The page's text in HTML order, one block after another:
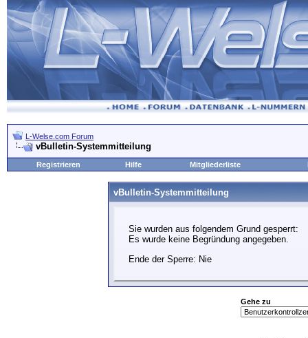
L-Welse.com Forum
vBulletin-Systemmitteilung
Registrieren Hilfe Mitgliederliste
vBulletin-Systemmitteilung
Sie wurden aus folgendem Grund gesperrt:
Es wurde keine Begründung angegeben.
Ende der Sperre: Nie
Gehe zu